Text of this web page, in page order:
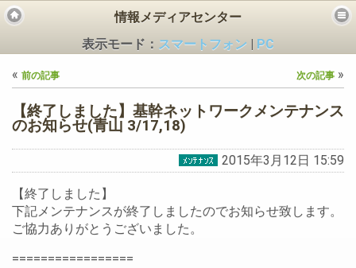
情報メディアセンター
表示モード： スマートフォン
PC
« 前の記事 次の記事 »
【終了しました】基幹ネットワークメンテナンス
のお知らせ(青山 3/17,18)
2015年3月12日 15:59
【終了しました】
下記メンテナンスが終了しましたのでお知らせ致します。
ご協力ありがとうございました。
=================